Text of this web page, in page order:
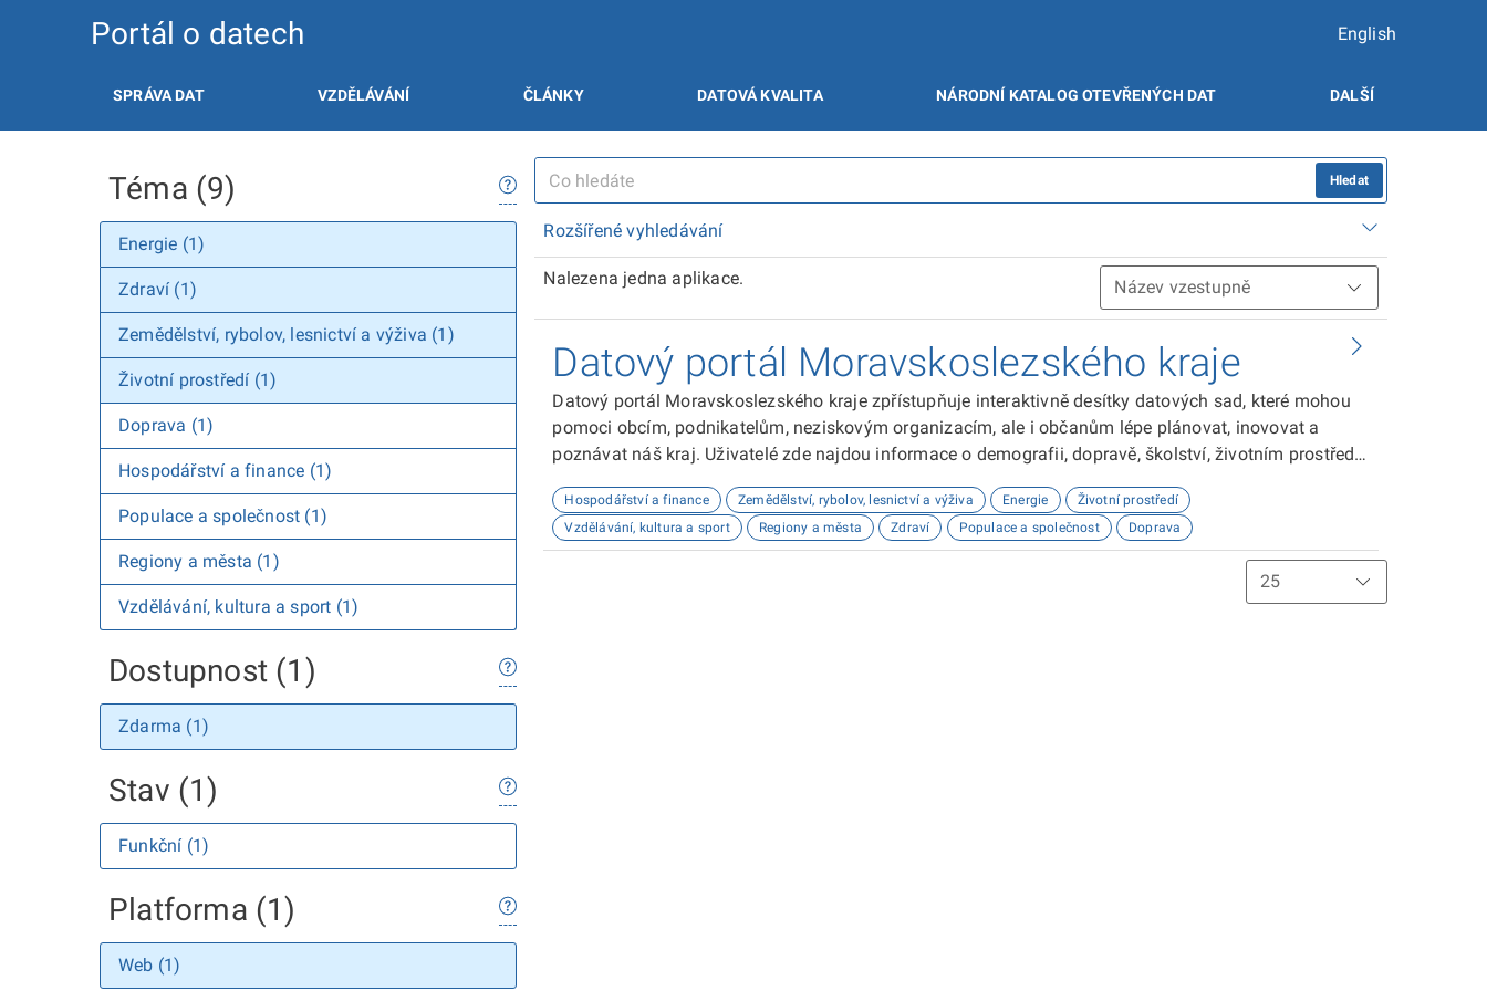
Portál o datech English
SPRÁVA DAT VZDĚLÁVÁNÍ ČLÁNKY DATOVÁ KVALITA NÁRODNÍ KATALOG OTEVŘENÝCH DAT DALŠÍ
Téma (9)
Energie (1)
Zdraví (1)
Zemědělství, rybolov, lesnictví a výživa (1)
Životní prostředí (1)
Doprava (1)
Hospodářství a finance (1)
Populace a společnost (1)
Regiony a města (1)
Vzdělávání, kultura a sport (1)
Dostupnost (1)
Zdarma (1)
Stav (1)
Funkční (1)
Platforma (1)
Web (1)
Hledat
Rozšířené vyhledávání
Nalezena jedna aplikace.
Datový portál Moravskoslezského kraje
Datový portál Moravskoslezského kraje zpřístupňuje interaktivně desítky datových sad, které mohou
pomoci obcím, podnikatelům, neziskovým organizacím, ale i občanům lépe plánovat, inovovat a
poznávat náš kraj. Uživatelé zde najdou informace o demografii, dopravě, školství, životním prostředí,
Hospodářství a finance Zemědělství, rybolov, lesnictví a výživa Energie
Životní prostředí
Vzdělávání, kultura a sport
Regiony a města Zdraví Populace a společnost Doprava